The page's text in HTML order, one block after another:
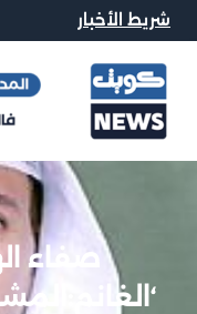
شريط الأخبار
صفاء